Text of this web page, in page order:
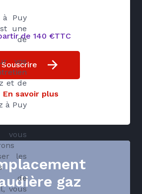
à Puy
une
de
vos
et de
à Puy
les
de
vous
de 140 €TTC
Souscrire
En savoir plus
gaz